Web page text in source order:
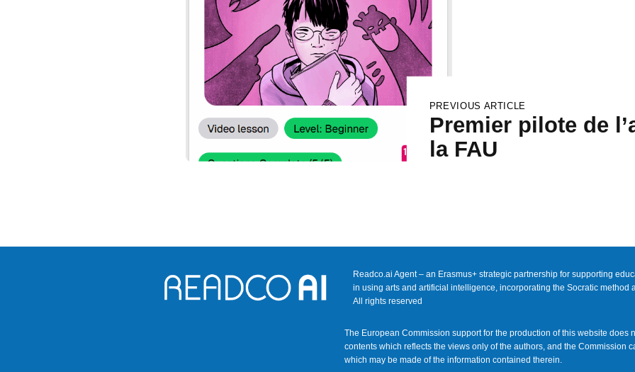
PREVIOUS ARTICLE
Premier pilote de
la FAU
Readco.ai Agent – an Erasmus+ strategic partnership for supporting
in using arts and artificial intelligence, incorporating the Socratic method
All rights reserved
The European Commission support for the production of this website does
contents which reflects the views only of the authors, and the Commission
which may be made of the information contained therein.